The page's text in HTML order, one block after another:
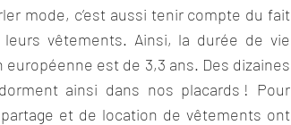
mode, c’est aussi tenir compte du fait
vêtements. Ainsi, la durée de vie
européenne est de 3,3 ans. Des dizaines
ainsi dans nos placards ! Pour
et de location de vêtements ont